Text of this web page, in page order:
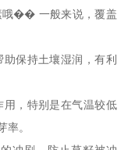
哦�� 一般来说，覆盖
保持土壤湿润，有利
用，特别是在气温较低
率。